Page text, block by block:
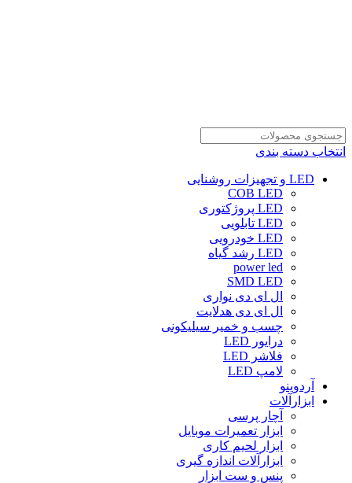
انتخاب دسته بندی
LED و تجهیزات روشنایی
COB LED
LED پروژکتوری
LED تابلویی
LED خودرویی
LED رشد گیاه
power led
SMD LED
ال ای دی نواری
ال ای دی هدلایت
چسب و خمیر سیلیکونی
درایور LED
فلاشر LED
لامپ LED
آردوینو
ابزارآلات
آچار پرسی
ابزار تعمیرات موبایل
ابزار لحیم کاری
ابزارآلات اندازه گیری
پنس و ست ابزار